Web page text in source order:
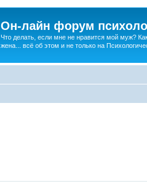
Он-лайн форум
Что делать, если мне не нравится мой муж?
жена... всё об этом и не только на